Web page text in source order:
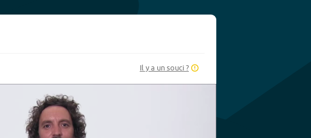
Il y a un souci ?